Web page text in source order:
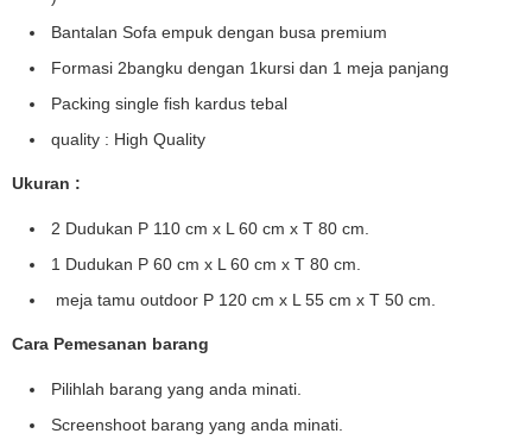
Bantalan Sofa empuk dengan busa premium
Formasi 2bangku dengan 1kursi dan 1 meja panjang
Packing single fish kardus tebal
quality : High Quality
Ukuran :
2 Dudukan P 110 cm x L 60 cm x T 80 cm.
1 Dudukan P 60 cm x L 60 cm x T 80 cm.
meja tamu outdoor P 120 cm x L 55 cm x T 50 cm.
Cara Pemesanan barang
Pilihlah barang yang anda minati.
Screenshoot barang yang anda minati.